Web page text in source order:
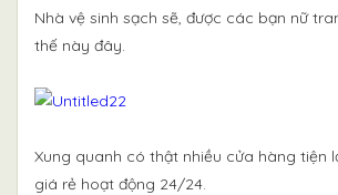
Nhà vệ sinh sạch sẽ, được các bạn nữ
thế này đây.
Xung quanh có thật nhiều cửa hàng tiện
giá rẻ hoạt động 24/24.